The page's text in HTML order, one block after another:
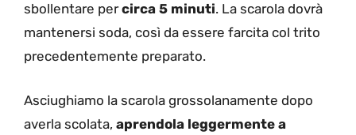
sbollentare percirca 5 minuti. La scarola dovrà
mantenersi soda, così da essere farcita col trito
precedentemente preparato.
Asciughiamo la scarola grossolanamente dopo
averla scolata, aprendola leggermente a